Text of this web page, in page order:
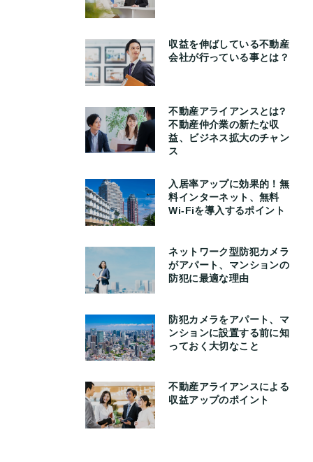
収益を伸ばしている不動産
会社が行っている事とは？
不動産アライアンスとは?
不動産仲介業の新たな収
益、ビジネス拡大のチャン
ス
入居率アップに効果的！無
料インターネット、無料
Wi-Fiを導入するポイント
ネットワーク型防犯カメラ
がアパート、マンションの
防犯に最適な理由
防犯カメラをアパート、マ
ンションに設置する前に知
っておく大切なこと
不動産アライアンスによる
収益アップのポイント